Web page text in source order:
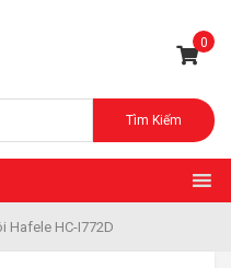
0
Tìm Kiếm
Hafele HC-I772D